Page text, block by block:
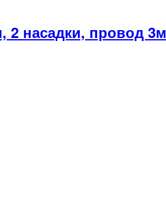
2 насадки, провод 3м